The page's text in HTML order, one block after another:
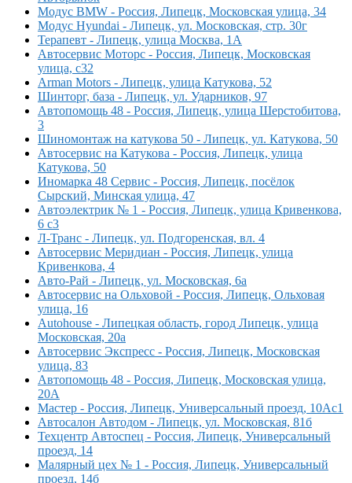
Модус BMW - Россия, Липецк, Московская улица, 34
Модус Hyundai - Липецк, ул. Московская, стр. 30г
Терапевт - Липецк, улица Москва, 1А
Автосервис Моторс - Россия, Липецк, Московская
улица, с32
Arman Motors - Липецк, улица Катукова, 52
Шинторг, база - Липецк, ул. Ударников, 97
Автопомощь 48 - Россия, Липецк, улица Шерстобитова,
3
Шиномонтаж на катукова 50 - Липецк, ул. Катукова, 50
Автосервис на Катукова - Россия, Липецк, улица
Катукова, 50
Иномарка 48 Сервис - Россия, Липецк, посёлок
Сырский, Минская улица, 47
Автоэлектрик № 1 - Россия, Липецк, улица Кривенкова,
6 с3
Л-Транс - Липецк, ул. Подгоренская, вл. 4
Автосервис Меридиан - Россия, Липецк, улица
Кривенкова, 4
Авто-Рай - Липецк, ул. Московская, 6а
Автосервис на Ольховой - Россия, Липецк, Ольховая
улица, 16
Autohouse - Липецкая область, город Липецк, улица
Московская, 20а
Автосервис Экспресс - Россия, Липецк, Московская
улица, 83
Автопомощь 48 - Россия, Липецк, Московская улица,
20А
Мастер - Россия, Липецк, Универсальный проезд, 10Ас1
Автосалон Автодом - Липецк, ул. Московская, 81б
Техцентр Автоспец - Россия, Липецк, Универсальный
проезд, 14
Малярный цех № 1 - Россия, Липецк, Универсальный
проезд, 14б